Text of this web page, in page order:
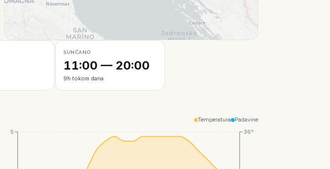
SUNČANO
11:00 — 20:00
9h tokom dana
Temperatura Padavine
36°
5